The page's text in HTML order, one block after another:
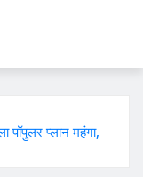
प्लान महंगा,